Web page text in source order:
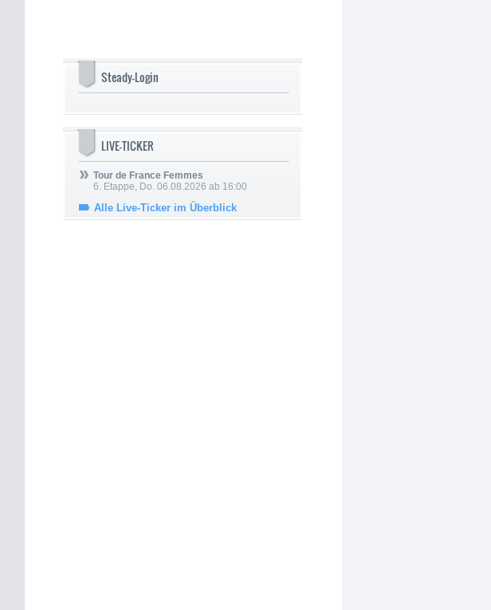
Steady-Login
LIVE-TICKER
Tour de France Femmes
6. Etappe, Do. 06.08.2026 ab 16:00
Alle Live-Ticker im Überblick